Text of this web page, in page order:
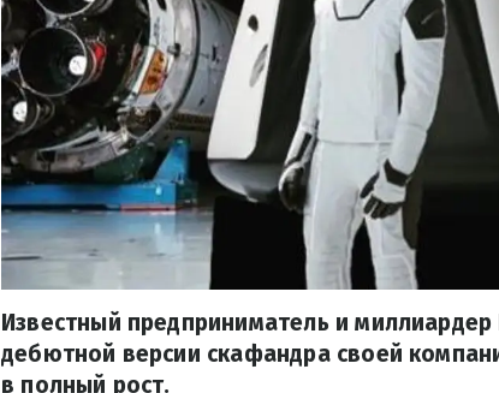
Известный предприниматель и
дебютной версии скафандра своей
в полный рост.